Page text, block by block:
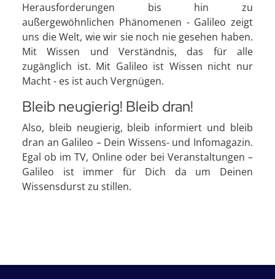
Herausforderungen bis hin zu
außergewöhnlichen Phänomenen - Galileo zeigt
uns die Welt, wie wir sie noch nie gesehen haben.
Mit Wissen und Verständnis, das für alle
zugänglich ist. Mit Galileo ist Wissen nicht nur
Macht - es ist auch Vergnügen.
Bleib neugierig! Bleib dran!
Also, bleib neugierig, bleib informiert und bleib
dran an Galileo – Dein Wissens- und Infomagazin.
Egal ob im TV, Online oder bei Veranstaltungen –
Galileo ist immer für Dich da um Deinen
Wissensdurst zu stillen.